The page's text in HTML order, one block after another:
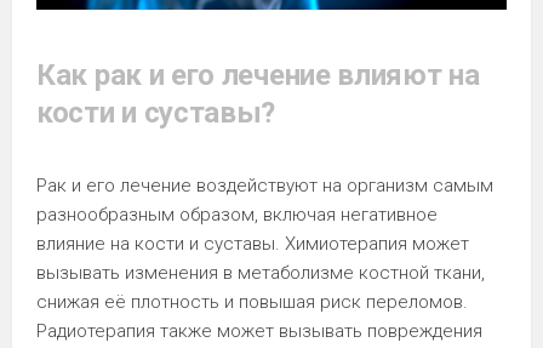
Как рак и его лечение влияют на
кости и суставы?
Рак и его лечение воздействуют на организм самым
разнообразным образом, включая негативное
влияние на кости и суставы. Химиотерапия может
вызывать изменения в метаболизме костной ткани,
снижая её плотность и повышая риск переломов.
Радиотерапия также может вызывать повреждения